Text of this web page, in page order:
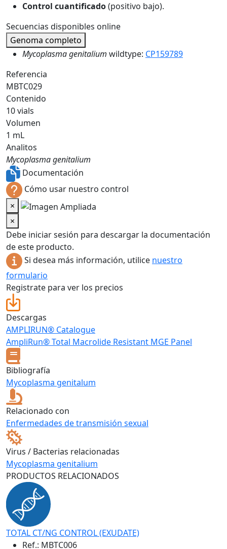
Control cuantificado(positivo bajo).
Secuencias disponibles online
Genoma completo
Mycoplasma genitalium wildtype: CP159789
Referencia
MBTC029
Contenido
10 vials
Volumen
1 mL
Analitos
Mycoplasma genitalium
Documentación
Cómo usar nuestro control
×
×
Debe iniciar sesión para descargar la documentación
de este producto.
Si desea más información, utilice nuestro
formulario
Registrate para ver los precios
Descargas
AMPLIRUN® Catalogue
AmpliRun® Total Macrolide Resistant MGE Panel
Bibliografía
Mycoplasma genitalum
Relacionado con
Enfermedades de transmisión sexual
Virus / Bacterias relacionadas
Mycoplasma genitalium
PRODUCTOS RELACIONADOS
TOTAL CT/NG CONTROL (EXUDATE)
Ref.: MBTC006